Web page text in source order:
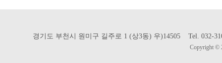
경기도 부천시 원미구 길주로 1 (상3동) 우)14505 Tel.
Copyright ©